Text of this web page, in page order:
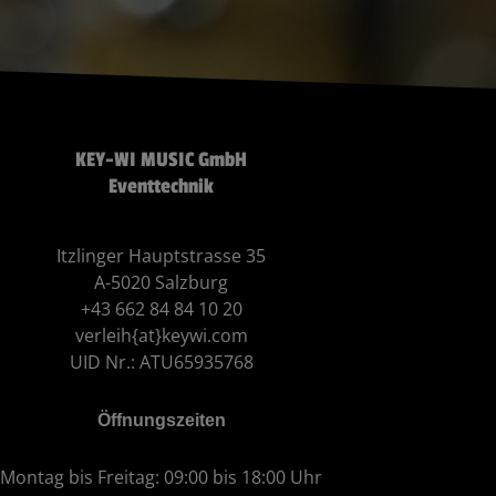
KEY-WI MUSIC GmbH
Eventtechnik
Itzlinger Hauptstrasse 35
A-5020 Salzburg
+43 662 84 84 10 20
verleih{at}keywi.com
UID Nr.: ATU65935768
Öffnungszeiten
Montag bis Freitag: 09:00 bis 18:00 Uhr